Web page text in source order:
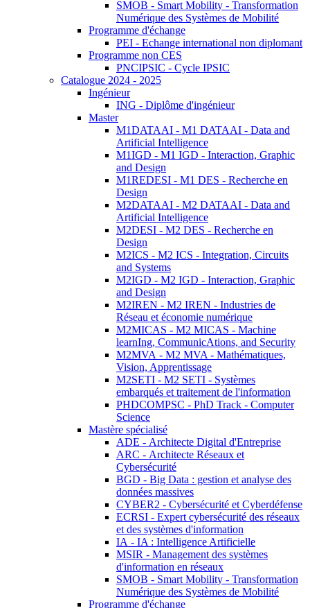
SMOB - Smart Mobility - Transformation
Numérique des Systèmes de Mobilité
Programme d'échange
PEI - Echange international non diplomant
Programme non CES
PNCIPSIC - Cycle IPSIC
Catalogue 2024 - 2025
Ingénieur
ING - Diplôme d'ingénieur
Master
M1DATAAI - M1 DATAAI - Data and
Artificial Intelligence
M1IGD - M1 IGD - Interaction, Graphic
and Design
M1REDESI - M1 DES - Recherche en
Design
M2DATAAI - M2 DATAAI - Data and
Artificial Intelligence
M2DESI - M2 DES - Recherche en
Design
M2ICS - M2 ICS - Integration, Circuits
and Systems
M2IGD - M2 IGD - Interaction, Graphic
and Design
M2IREN - M2 IREN - Industries de
Réseau et économie numérique
M2MICAS - M2 MICAS - Machine
learnIng, CommunicAtions, and Security
M2MVA - M2 MVA - Mathématiques,
Vision, Apprentissage
M2SETI - M2 SETI - Systèmes
embarqués et traitement de l'information
PHDCOMPSC - PhD Track - Computer
Science
Mastère spécialisé
ADE - Architecte Digital d'Entreprise
ARC - Architecte Réseaux et
Cybersécurité
BGD - Big Data : gestion et analyse des
données massives
CYBER2 - Cybersécurité et Cyberdéfense
ECRSI - Expert cybersécurité des réseaux
et des systèmes d'information
IA - IA : Intelligence Artificielle
MSIR - Management des systèmes
d'information en réseaux
SMOB - Smart Mobility - Transformation
Numérique des Systèmes de Mobilité
Programme d'échange